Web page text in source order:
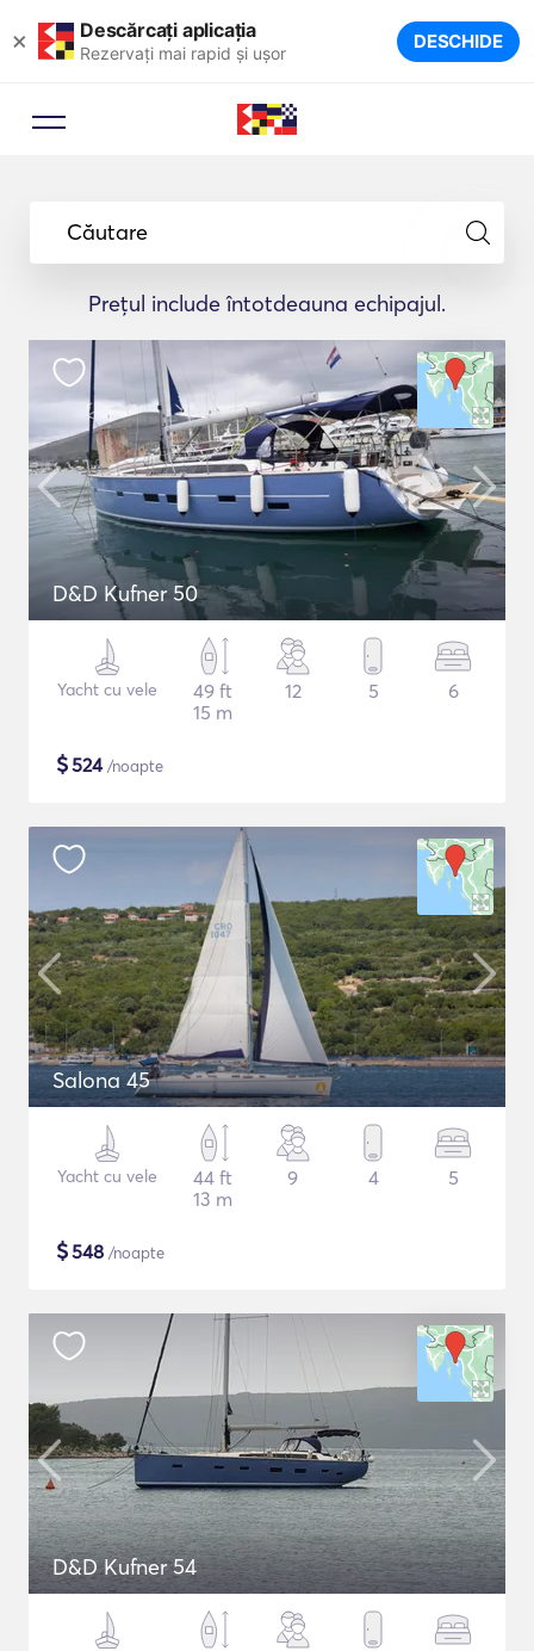
× Descărcați aplicația
Rezervați mai rapid și ușor DESCHIDE
Căutare
Prețul include întotdeauna echipajul.
D&D Kufner 50
Yacht cu vele
49 ft
15 m
12 5 6
$524/noapte
Salona 45
Yacht cu vele
44 ft
13 m
9 4 5
$548 /noapte
D&D Kufner 54